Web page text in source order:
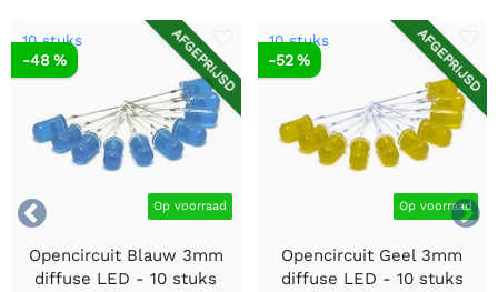


AFGEPRIJSD
10 stuks
Op voorraad
-48 %
Opencircuit Blauw 3mm
diffuse LED - 10 stuks
AFGEPRIJSD
10 stuks
Op voorraad
-52 %
Opencircuit Geel 3mm
diffuse LED - 10 stuks